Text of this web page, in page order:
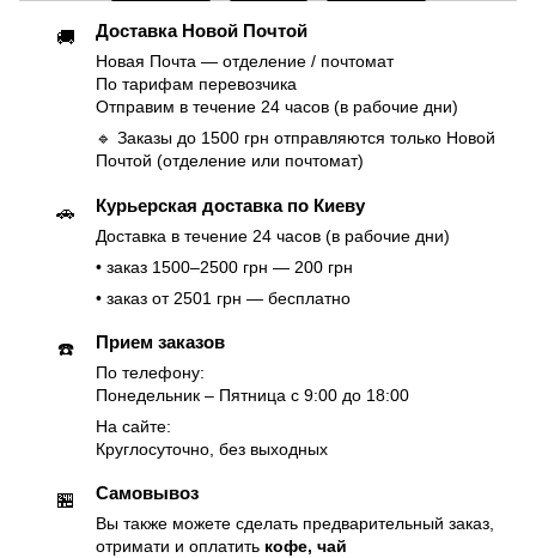
🚚 Доставка Новой Почтой
Новая Почта — отделение / почтомат
По тарифам перевозчика
Отправим в течение 24 часов (в рабочие дни)
🔹 Заказы до 1500 грн отправляются только Новой
Почтой (отделение или почтомат)
🚗 Курьерская доставка по Киеву
Доставка в течение 24 часов (в рабочие дни)
• заказ 1500–2500 грн — 200 грн
• заказ от 2501 грн — бесплатно
☎️ Прием заказов
По телефону:
Понедельник – Пятница с 9:00 до 18:00
На сайте:
Круглосуточно, без выходных
🏪 Самовывоз
Вы также можете сделать предварительный заказ,
отримати и оплатить кофе, чай